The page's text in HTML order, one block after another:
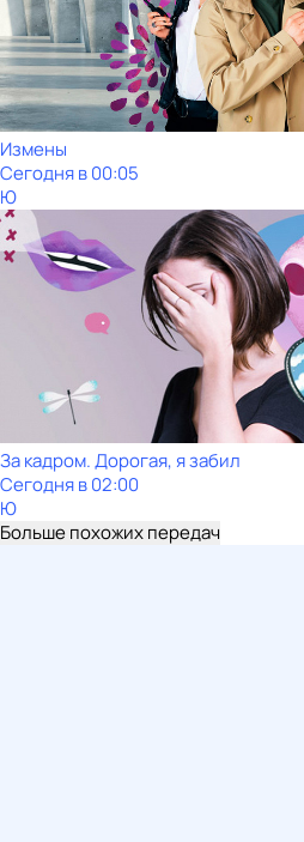
Измены
Сегодня в 00:05
Ю
За кадром. Дорогая, я забил
Сегодня в 02:00
Ю
Больше похожих передач